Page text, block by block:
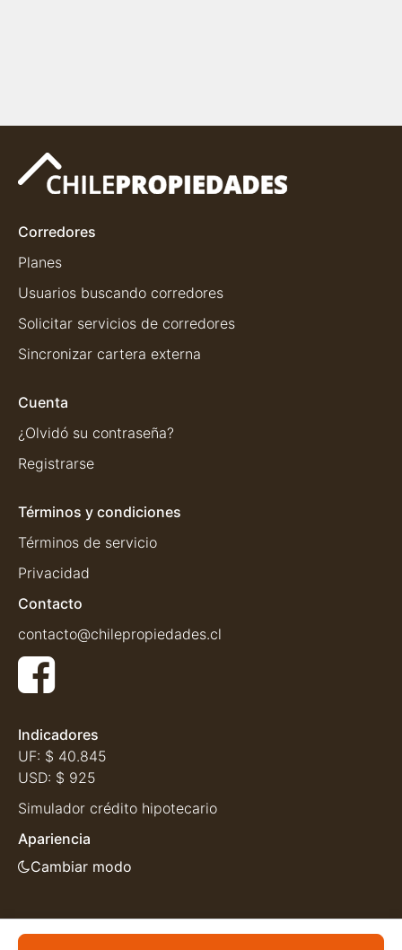
Corredores
Planes
Usuarios buscando corredores
Solicitar servicios de corredores
Sincronizar cartera externa
Cuenta
¿Olvidó su contraseña?
Registrarse
Términos y condiciones
Términos de servicio
Privacidad
Contacto
contacto@chilepropiedades.cl
Indicadores
UF: $ 40.845
USD: $ 925
Simulador crédito hipotecario
Apariencia
Cambiar modo